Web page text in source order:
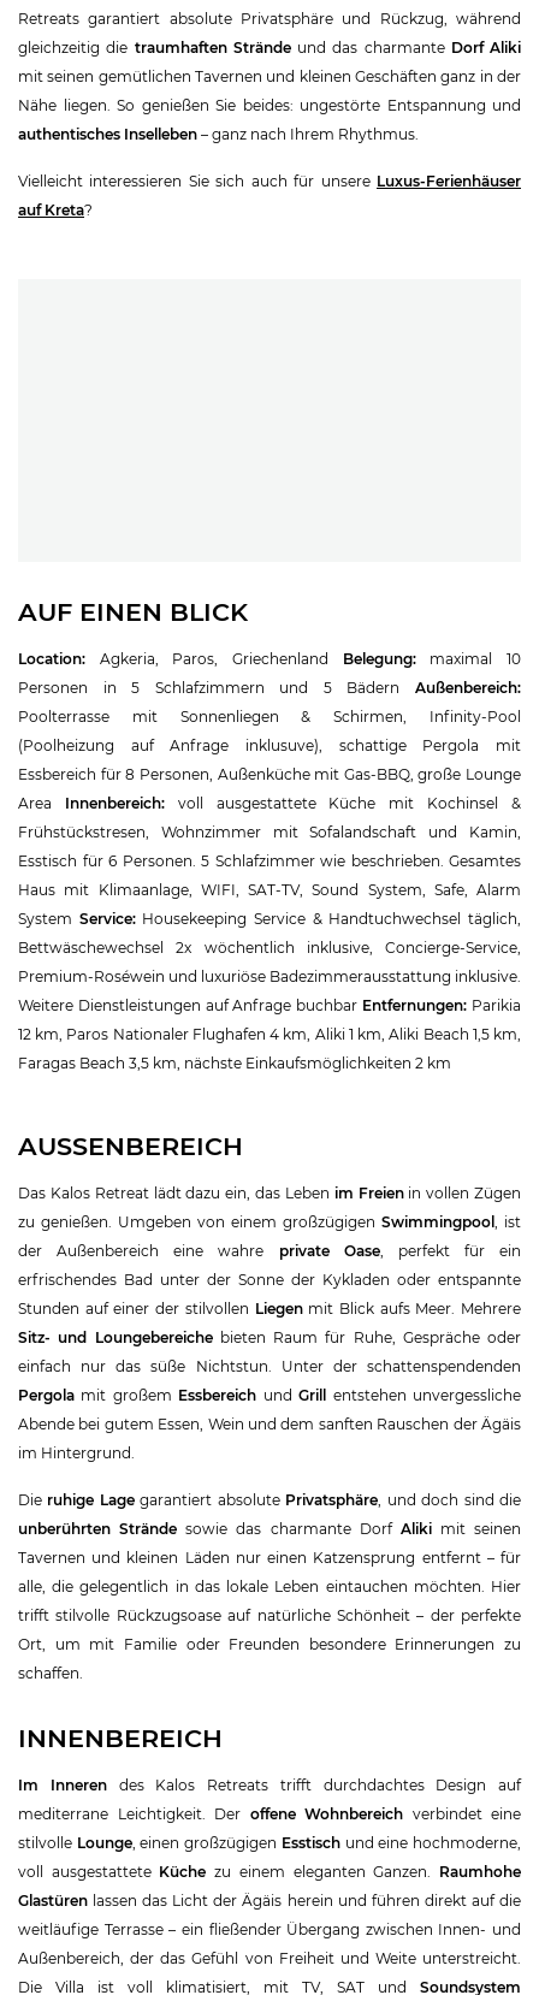
Retreats garantiert absolute Privatsphäre und Rückzug, während
gleichzeitig die traumhaften Strändeund das charmante Dorf Aliki
mit seinen gemütlichen Tavernen und kleinen Geschäften ganz in der
Nähe liegen. So genießen Sie beides: ungestörte Entspannung und
authentisches Inselleben – ganz nach Ihrem Rhythmus.
Vielleicht interessieren Sie sich auch für unsere Luxus-Ferienhäuser
auf Kreta?
AUF EINEN BLICK
Location: Agkeria, Paros, Griechenland Belegung: maximal 10
Personen in 5 Schlafzimmern und 5 Bädern Außenbereich:
Poolterrasse mit Sonnenliegen & Schirmen, Infinity-Pool
(Poolheizung auf Anfrage inklusuve), schattige Pergola mit
Essbereich für 8 Personen, Außenküche mit Gas-BBQ, große Lounge
Area Innenbereich:voll ausgestattete Küche mit Kochinsel &
Frühstückstresen, Wohnzimmer mit Sofalandschaft und Kamin,
Esstisch für 6 Personen. 5 Schlafzimmer wie beschrieben. Gesamtes
Haus mit Klimaanlage, WIFI, SAT-TV, Sound System, Safe, Alarm
System Service: Housekeeping Service & Handtuchwechsel täglich,
Bettwäschewechsel 2x wöchentlich inklusive, Concierge-Service,
Premium-Roséwein und luxuriöse Badezimmerausstattung inklusive.
Weitere Dienstleistungen auf Anfrage buchbar Entfernungen: Parikia
12 km, Paros Nationaler Flughafen 4 km, Aliki 1 km, Aliki Beach 1,5 km,
Faragas Beach 3,5 km, nächste Einkaufsmöglichkeiten 2 km
AUSSENBEREICH
Das Kalos Retreat lädt dazu ein, das Leben im Freienin vollen Zügen
zu genießen. Umgeben von einem großzügigen Swimmingpool , ist
der Außenbereich eine wahre private Oase, perfekt für ein
erfrischendes Bad unter der Sonne der Kykladen oder entspannte
Stunden auf einer der stilvollen Liegenmit Blick aufs Meer. Mehrere
Sitz- und Loungebereichebieten Raum für Ruhe, Gespräche oder
einfach nur das süße Nichtstun. Unter der schattenspendenden
Pergola mit großem Essbereich undGrill entstehen unvergessliche
Abende bei gutem Essen, Wein und dem sanften Rauschen der Ägäis
im Hintergrund.
Die ruhige Lagegarantiert absolute Privatsphäre , und doch sind die
unberührten Strände sowie das charmante Dorf Alikimit seinen
Tavernen und kleinen Läden nur einen Katzensprung entfernt – für
alle, die gelegentlich in das lokale Leben eintauchen möchten. Hier
trifft stilvolle Rückzugsoase auf natürliche Schönheit – der perfekte
Ort, um mit Familie oder Freunden besondere Erinnerungen zu
schaffen.
INNENBEREICH
Im Innerendes Kalos Retreats trifft durchdachtes Design auf
mediterrane Leichtigkeit. Der offene Wohnbereich verbindet eine
stilvolle Lounge, einen großzügigen Esstischund eine hochmoderne,
voll ausgestattete Küche zu einem eleganten Ganzen. Raumhohe
Glastüren lassen das Licht der Ägäis herein und führen direkt auf die
weitläufige Terrasse – ein fließender Übergang zwischen Innen- und
Außenbereich, der das Gefühl von Freiheit und Weite unterstreicht.
Die Villa ist voll klimatisiert, mit TV, SAT und Soundsystem